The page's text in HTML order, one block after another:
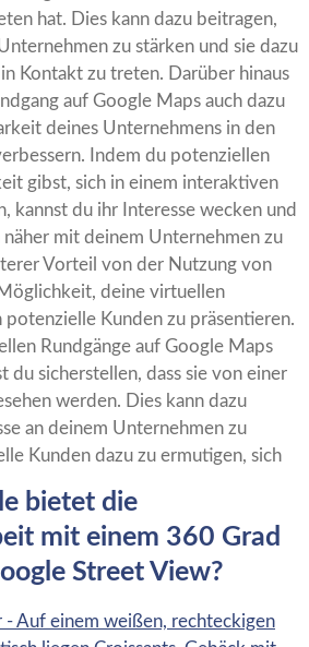
hat. Dies kann dazu beitragen,
zu stärken und sie dazu
Kontakt zu treten. Darüber hinaus
auf Google Maps auch dazu
deines Unternehmens in den
Indem du potenziellen
gibst, sich in einem interaktiven
kannst du ihr Interesse wecken und
näher mit deinem Unternehmen zu
Vorteil von der Nutzung von
deine virtuellen
potenzielle Kunden zu präsentieren.
Rundgänge auf Google Maps
du sicherstellen, dass sie von einer
werden. Dies kann dazu
an deinem Unternehmen zu
Kunden dazu zu ermutigen, sich
bietet die
mit einem 360 Grad
Street View?